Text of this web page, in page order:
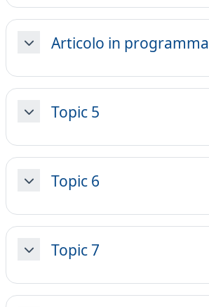
MinimizzaArticolo in programma
MinimizzaTopic 5
MinimizzaTopic 6
MinimizzaTopic 7